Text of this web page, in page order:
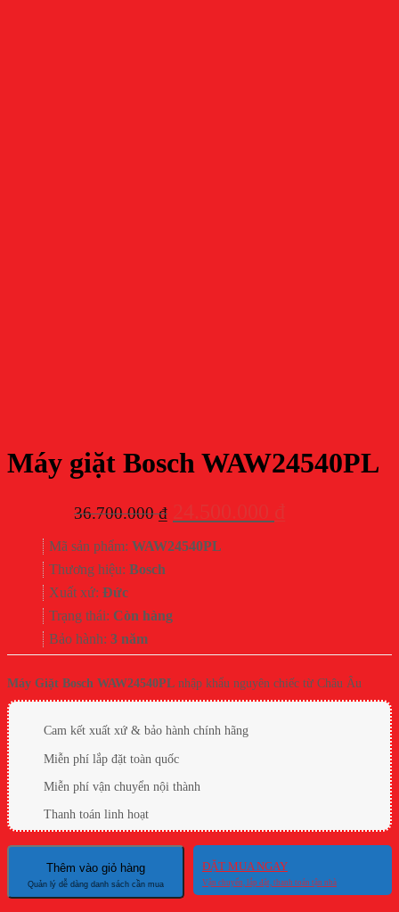
Máy giặt Bosch WAW24540PL
36.700.000₫
là:
Mã sản phẩm: WAW24540PL
Thương hiệu: Bosch
Xuất xứ: Đức
Trạng thái: Còn hàng
Bảo hành: 3 năm
Máy Giặt Bosch WAW24540PL nhập khẩu nguyên chiếc từ Châu Âu
Cam kết xuất xứ & bảo hành chính hãng
Miễn phí lắp đặt toàn quốc
Miễn phí vận chuyển nội thành
Thanh toán linh hoạt
Thêm vào giỏ hàng ĐẶT MUA NGAY